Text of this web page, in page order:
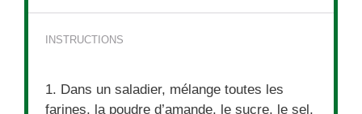
INSTRUCTIONS
1. Dans un saladier, mélange toutes les
farines, la poudre d’amande, le sucre, le sel,